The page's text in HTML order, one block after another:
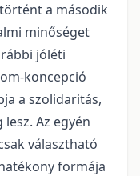
a második
minőséget
jóléti
koncepció
a szolidaritás,
Az egyén
választható
formája